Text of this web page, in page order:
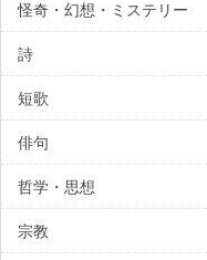
怪奇・幻想・ミステリー
詩
短歌
俳句
哲学・思想
宗教